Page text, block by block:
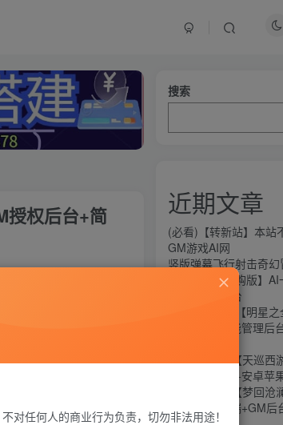
授权后台+简
搜索
近期文章
(必看)【转新站】本站
GM游戏AI网
竖版弹幕飞行射击奇
騎士代金券内购版】
+CDK授权后台
横版闯关手游【明星
动搭建+全功能管理
MT3换皮MH【天巡西
键全自动搭建+安卓苹
MT3换皮MH【梦回
+安卓苹果双端+GM后
对任何人的商业行为负责，切勿非法用途！